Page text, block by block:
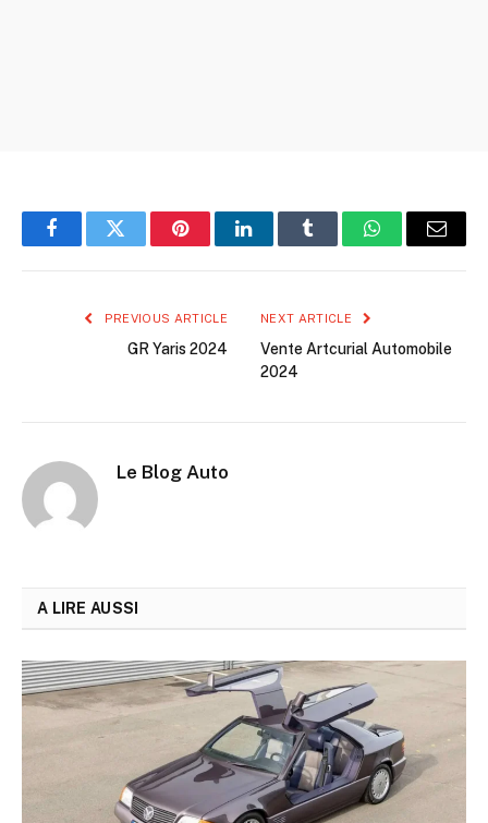
FacebookTwitter PinterestLinkedInTumblr WhatsAppEmail
PREVIOUS ARTICLE
GR Yaris 2024
NEXT ARTICLE
Vente Artcurial Automobile
2024
Le Blog Auto
A LIRE AUSSI